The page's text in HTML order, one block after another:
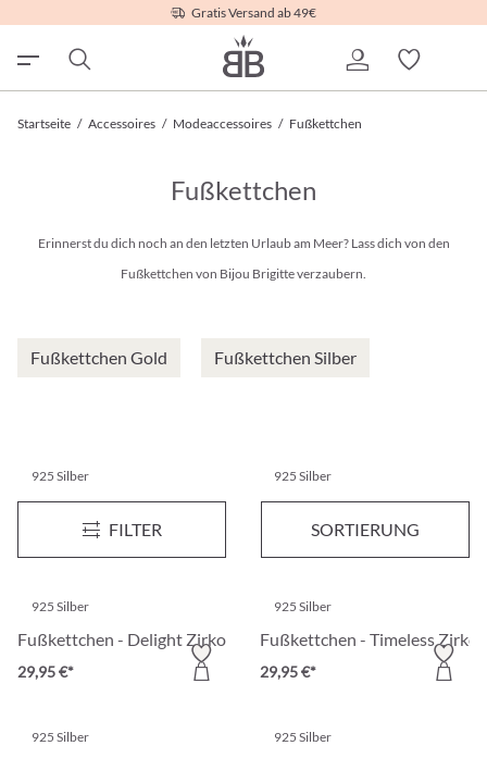
Gratis Versand ab 49€
Startseite / Accessoires / Modeaccessoires / Fußkettchen
Fußkettchen
Erinnerst du dich noch an den letzten Urlaub am Meer? Lass dich von den
Fußkettchen von Bijou Brigitte verzaubern.
Fußkettchen Gold Fußkettchen Silber
FILTER SORTIERUNG
925 Silber
Fußkettchen - Timeless Zirconia
925 Silber
Fußkettchen - Twilight Gold
29,95 €*
925 Silber
Fußkettchen - Delight Zirkonia
29,95 €*
925 Silber
Fußkettchen - Timeless
29,95 €*
925 Silber 925 Silber